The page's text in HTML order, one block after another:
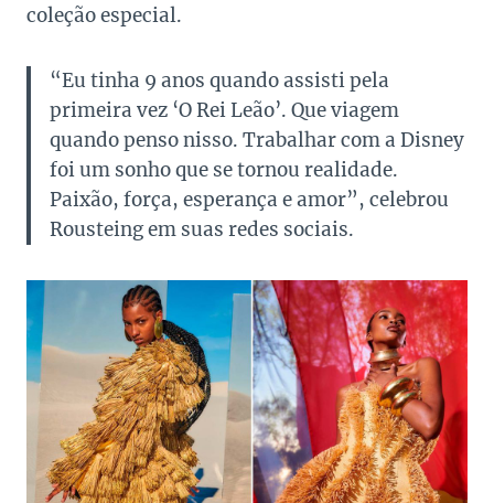
coleção especial.
“Eu tinha 9 anos quando assisti pela
primeira vez ‘O Rei Leão’. Que viagem
quando penso nisso. Trabalhar com a Disney
foi um sonho que se tornou realidade.
Paixão, força, esperança e amor”, celebrou
Rousteing em suas redes sociais.